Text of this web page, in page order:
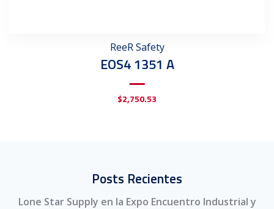
ReeR Safety
EOS4 1351 A
$2,750.53
Posts Recientes
Lone Star Supply en la Expo Encuentro Industrial y